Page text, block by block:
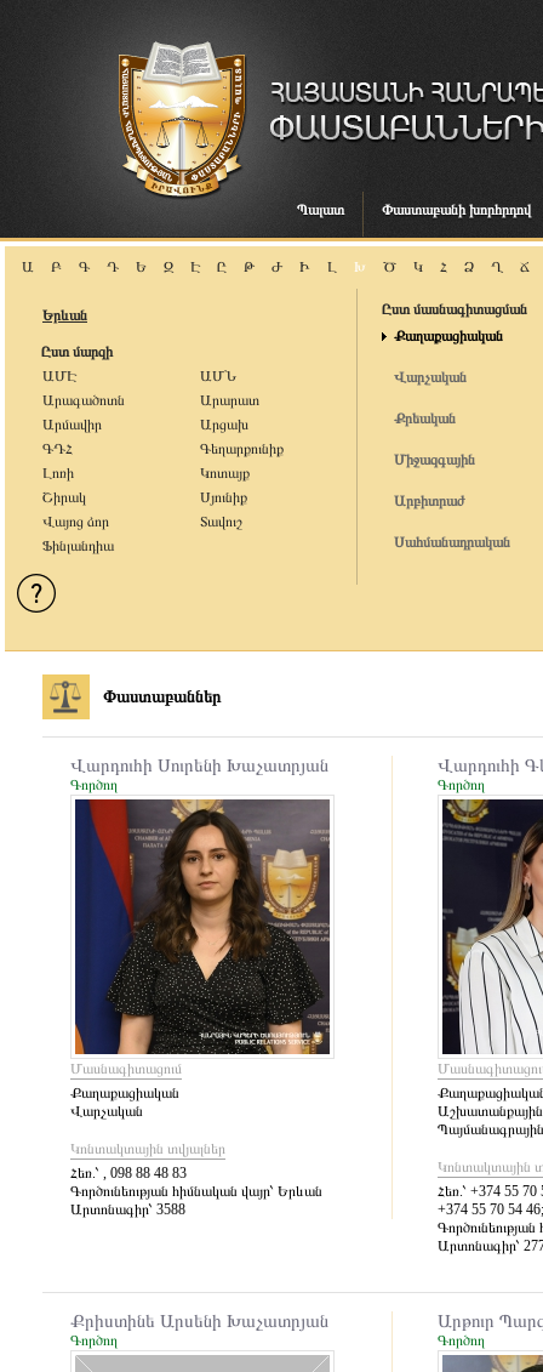
Պալատ Փաստաբանի խորհրդով
Ա Բ Գ Դ Ե Զ Է Ը Թ Ժ Ի Լ Խ Ծ Կ Հ Ձ Ղ Ճ
Երևան
Ըստ մարզի
ԱՄԷ
ԱՄՆ
Արագածոտն
Արարատ
Արմավիր
Արցախ
ԳԴՀ
Գեղարքունիք
Լոռի
Կոտայք
Շիրակ
Սյունիք
Վայոց ձոր
Տավուշ
Ֆինլանդիա
Ըստ մասնագիտացման
Քաղաքացիական
Վարչական
Քրեական
Միջազգային
Արբիտրաժ
Սահմանադրական
Փաստաբաններ
Վարդուհի Սուրենի Խաչատրյան
Գործող
Մասնագիտացում
Քաղաքացիական
Վարչական
Կոնտակտային տվյալներ
Հեռ.՝ , 098 88 48 83
Գործունեության հիմնական վայր՝ Երևան
Արտոնագիր՝ 3588
Վարդուհի
Գործող
Աշխատանքային
Պայմանագրային
Կոնտակտային
Հեռ.՝ +374 55 70
+374 55 70 54
Արտոնագիր՝
Քրիստինե Արսենի Խաչատրյան
Գործող
Արթուր
Գործող